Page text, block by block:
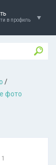
в профиль
/
фото
1